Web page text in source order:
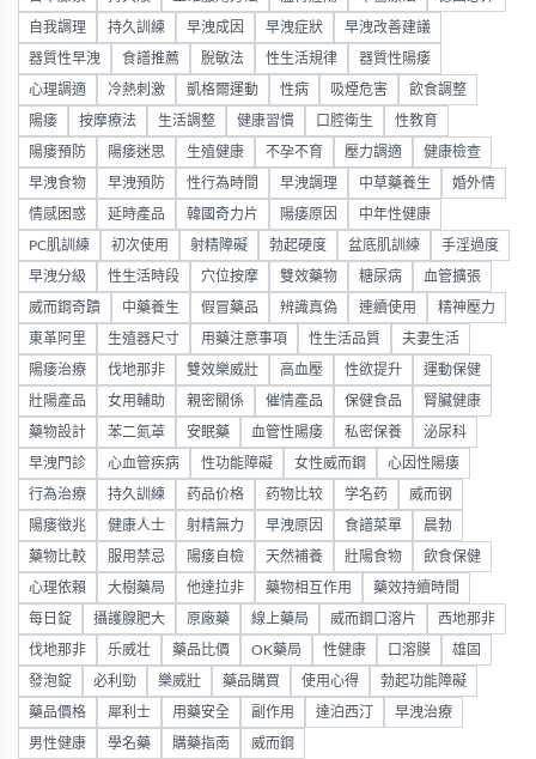
自我調理 持久訓練 早洩成因 早洩症狀 早洩改善建議
器質性早洩 食譜推薦 脫敏法 性生活規律 器質性陽痿
心理調適 冷熱刺激 凱格爾運動 性病 吸煙危害 飲食調整
陽痿 按摩療法 生活調整 健康習慣 口腔衛生 性教育
陽痿預防 陽痿迷思 生殖健康 不孕不育 壓力調適 健康檢查
早洩食物 早洩預防 性行為時間 早洩調理 中草藥養生 婚外情
情感困惑 延時產品 韓國奇力片 陽痿原因 中年性健康
PC肌訓練 初次使用 射精障礙 勃起硬度 盆底肌訓練 手淫過度
早洩分級 性生活時段 穴位按摩 雙效藥物 糖尿病 血管擴張
威而鋼奇蹟 中藥養生 假冒藥品 辨識真偽 連續使用 精神壓力
東革阿里 生殖器尺寸 用藥注意事項 性生活品質 夫妻生活
陽痿治療 伐地那非 雙效樂威壯 高血壓 性欲提升 運動保健
壯陽產品 女用輔助 親密關係 催情產品 保健食品 腎臟健康
藥物設計 苯二氮䓬 安眠藥 血管性陽痿 私密保養 泌尿科
早洩門診 心血管疾病 性功能障礙 女性威而鋼 心因性陽痿
行為治療 持久訓練 药品价格 药物比较 学名药 威而钢
陽痿徵兆 健康人士 射精無力 早洩原因 食譜菜單 晨勃
藥物比較 服用禁忌 陽痿自檢 天然補養 壯陽食物 飲食保健
心理依賴 大樹藥局 他達拉非 藥物相互作用 藥效持續時間
每日錠 攝護腺肥大 原廠藥 線上藥局 威而鋼口溶片 西地那非
伐地那非 乐威壮 藥品比價 OK藥局 性健康 口溶膜 雄固
發泡錠 必利勁 樂威壯 藥品購買 使用心得 勃起功能障礙
藥品價格 犀利士 用藥安全 副作用 達泊西汀 早洩治療
男性健康 學名藥 購藥指南 威而鋼